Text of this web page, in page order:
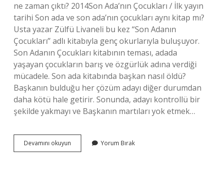
ne zaman çıktı? 2014Son Ada’nın Çocukları / İlk yayın
tarihi Son ada ve son ada’nın çocukları aynı kitap mı?
Usta yazar Zülfü Livaneli bu kez “Son Adanın
Çocukları” adlı kitabıyla genç okurlarıyla buluşuyor.
Son Adanın Çocukları kitabının teması, adada
yaşayan çocukların barış ve özgürlük adına verdiği
mücadele. Son ada kitabında başkan nasıl öldü?
Başkanın bulduğu her çözüm adayı diğer durumdan
daha kötü hale getirir. Sonunda, adayı kontrollü bir
şekilde yakmayı ve Başkanın martıları yok etmek…
Devamını okuyun
Adanın
Yorum Bırak